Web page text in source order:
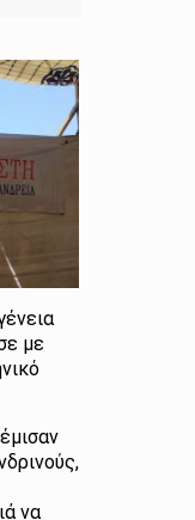
με
να